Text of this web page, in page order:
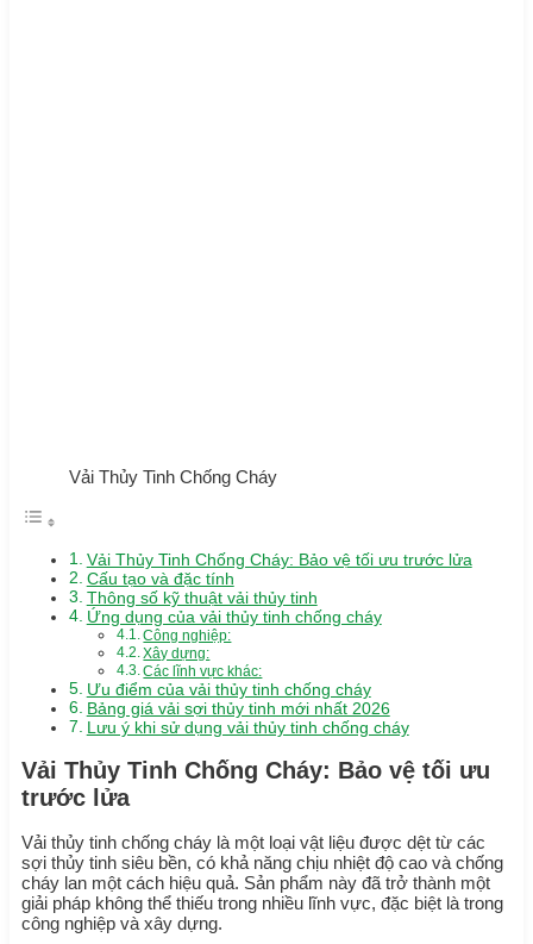
Vải Thủy Tinh Chống Cháy
Vải Thủy Tinh Chống Cháy: Bảo vệ tối ưu trước lửa
Cấu tạo và đặc tính
Thông số kỹ thuật vải thủy tinh
Ứng dụng của vải thủy tinh chống cháy
Công nghiệp:
Xây dựng:
Các lĩnh vực khác:
Ưu điểm của vải thủy tinh chống cháy
Bảng giá vải sợi thủy tinh mới nhất 2026
Lưu ý khi sử dụng vải thủy tinh chống cháy
Vải Thủy Tinh Chống Cháy: Bảo vệ tối ưu
trước lửa
Vải thủy tinh chống cháy là một loại vật liệu được dệt từ các
sợi thủy tinh siêu bền, có khả năng chịu nhiệt độ cao và chống
cháy lan một cách hiệu quả. Sản phẩm này đã trở thành một
giải pháp không thể thiếu trong nhiều lĩnh vực, đặc biệt là trong
công nghiệp và xây dựng.